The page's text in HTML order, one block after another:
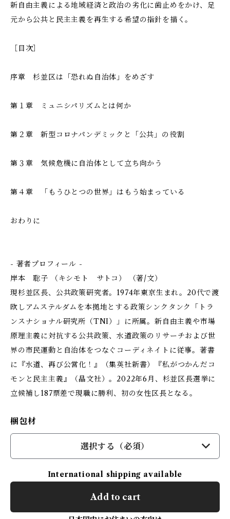
新自由主義による地域経済と政治の劣化に歯止めをかけ、足
元から公共と民主主義を再生する希望の指針を描く。
［目次］
序章 杉並区は「恐れぬ自治体」をめざす
第１章 ミュニシパリズムとは何か
第２章 新型コロナパンデミックと「公共」の役割
第３章 気候危機に自治体として立ち向かう
第４章 「もうひとつの世界」はもう始まっている
おわりに
- 著者プロフィール -
岸本 聡子 （キシモト サトコ） （著/文）
現杉並区長、公共政策研究者。1974年東京生まれ。20代で渡
欧しアムステルダムを本拠地とする政策シンクタンク「トラ
ンスナショナル研究所（TNI）」に所属。新自由主義や市場
原理主義に対抗する公共政策、水道政策のリサーチおよび世
界の市民運動と自治体をつなぐコーディネイトに従事。著書
に『水道、再び公営化！』（集英社新書）『私がつかんだコ
モンと民主主義』（晶文社）。2022年6月、杉並区長選挙に
立候補し187票差で現職に勝利、初の女性区長となる。
梱包材
選択する（必須）
International shipping available
Add to cart